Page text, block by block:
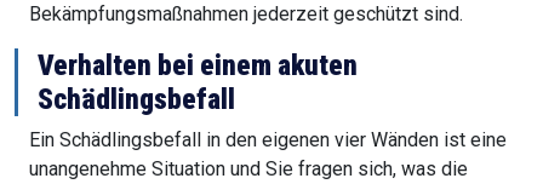
Bekämpfungsmaßnahmen jederzeit geschützt sind.
Verhalten bei einem akuten
Schädlingsbefall
Ein Schädlingsbefall in den eigenen vier Wänden ist eine
unangenehme Situation und Sie fragen sich, was die